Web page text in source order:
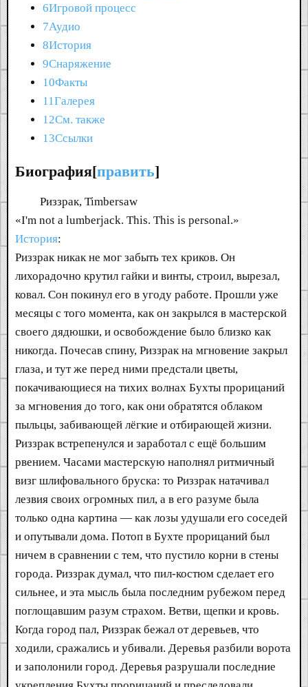
6Игровой процесс
7Аудио
8История
9Снаряжение
10Факты
11Галерея
12См. также
13Ссылки
Биография[править]
Риззрак, Timbersaw
«I'm not a lumberjack. This. This is personal.»
История:
Риззрак никак не мог забыть тех криков. Он
лихорадочно крутил гайки и винты, строил, вырезал,
ковал. Сон покинул его в угоду работе. Прошли уже
месяцы с того момента, как он закрылся в мастерской
своего дядюшки, и освобождение было близко как
никогда. Почесав спину, Риззрак на мгновение закрыл
глаза, и тут же перед ними предстали цветы,
покачивающиеся на тихих волнах Бухты прорицаний
за мгновения до того, как они обратятся облаком
пыльцы, забивающей лёгкие и отбирающей жизни.
Риззрак встрепенулся и заработал с ещё большим
рвением. Часами мастерскую наполнял ритмичный
визг шлифовального бруска: то Риззрак натачивал
лезвия своих огромных пил, а в его разуме была
только одна картина — как лозы удушали его соседей
и опутывали дома. Потоп в Бухте прорицаний был
ничем в сравнении с тем, что пустило корни в стены
города. Риззрак думал, что пил-костюм сделает его
сильнее, и эта мысль была последним рубежом перед
поглощавшим разум страхом. Ветви, щепки и кровь.
Когда город пал, Риззрак бежал от деревьев, что
ходили, сражались и убивали. Деревья разбили ворота
и заполонили город. Деревья разрушали последние